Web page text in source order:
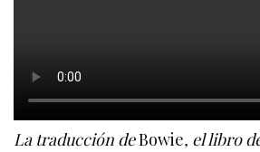
La traducción deBowie, el libro